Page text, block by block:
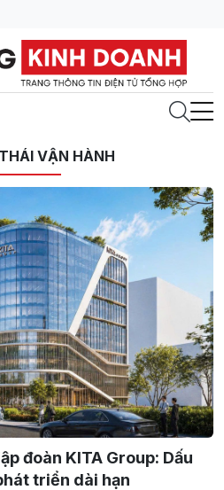
VẬN HÀNH
đoàn KITA Group: Dấu
triển dài hạn